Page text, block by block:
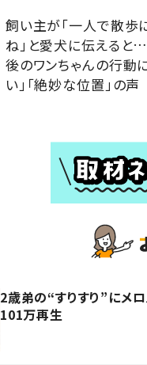
飼い主が「一人で散歩
ね」と愛犬に伝える
後のワンちゃんの行動
い」「絶妙な位置」の声
2歳弟の“すりすり”にメ
101万再生